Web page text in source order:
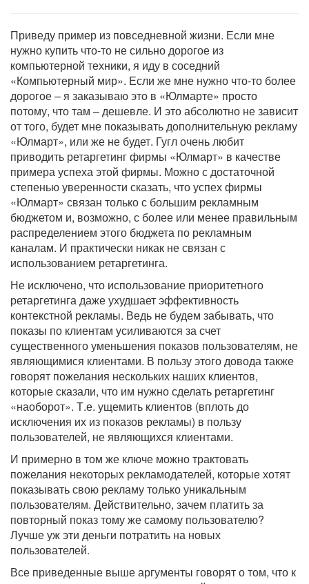
Приведу пример из повседневной жизни. Если мне
нужно купить что-то не сильно дорогое из
компьютерной техники, я иду в соседний
«Компьютерный мир». Если же мне нужно что-то более
дорогое – я заказываю это в «Юлмарте» просто
потому, что там – дешевле. И это абсолютно не зависит
от того, будет мне показывать дополнительную рекламу
«Юлмарт», или же не будет. Гугл очень любит
приводить ретаргетинг фирмы «Юлмарт» в качестве
примера успеха этой фирмы. Можно с достаточной
степенью уверенности сказать, что успех фирмы
«Юлмарт» связан только с большим рекламным
бюджетом и, возможно, с более или менее правильным
распределением этого бюджета по рекламным
каналам. И практически никак не связан с
использованием ретаргетинга.
Не исключено, что использование приоритетного
ретаргетинга даже ухудшает эффективность
контекстной рекламы. Ведь не будем забывать, что
показы по клиентам усиливаются за счет
существенного уменьшения показов пользователям, не
являющимися клиентами. В пользу этого довода также
говорят пожелания нескольких наших клиентов,
которые сказали, что им нужно сделать ретаргетинг
«наоборот». Т.е. ущемить клиентов (вплоть до
исключения их из показов рекламы) в пользу
пользователей, не являющихся клиентами.
И примерно в том же ключе можно трактовать
пожелания некоторых рекламодателей, которые хотят
показывать свою рекламу только уникальным
пользователям. Действительно, зачем платить за
повторный показ тому же самому пользователю?
Лучше уж эти деньги потратить на новых
пользователей.
Все приведенные выше аргументы говорят о том, что к